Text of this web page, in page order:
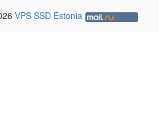
VPS SSD Estonia